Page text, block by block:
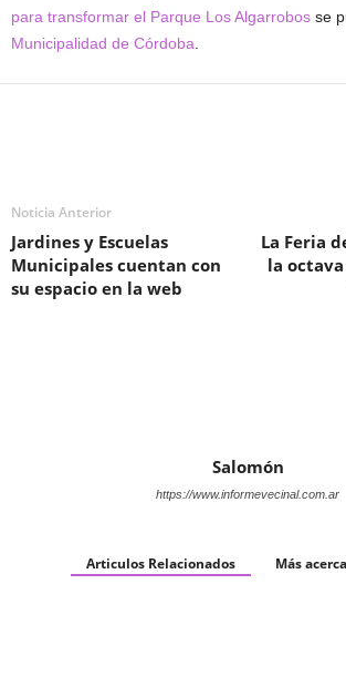
para transformar el Parque Los Algarrobos se
Municipalidad de Córdoba
Noticia Anterior
Jardines y Escuelas
Municipales cuentan con
su espacio en la web
La Feria
la
Salomón
https://www.informevecinal.com.ar
Articulos Relacionados Más